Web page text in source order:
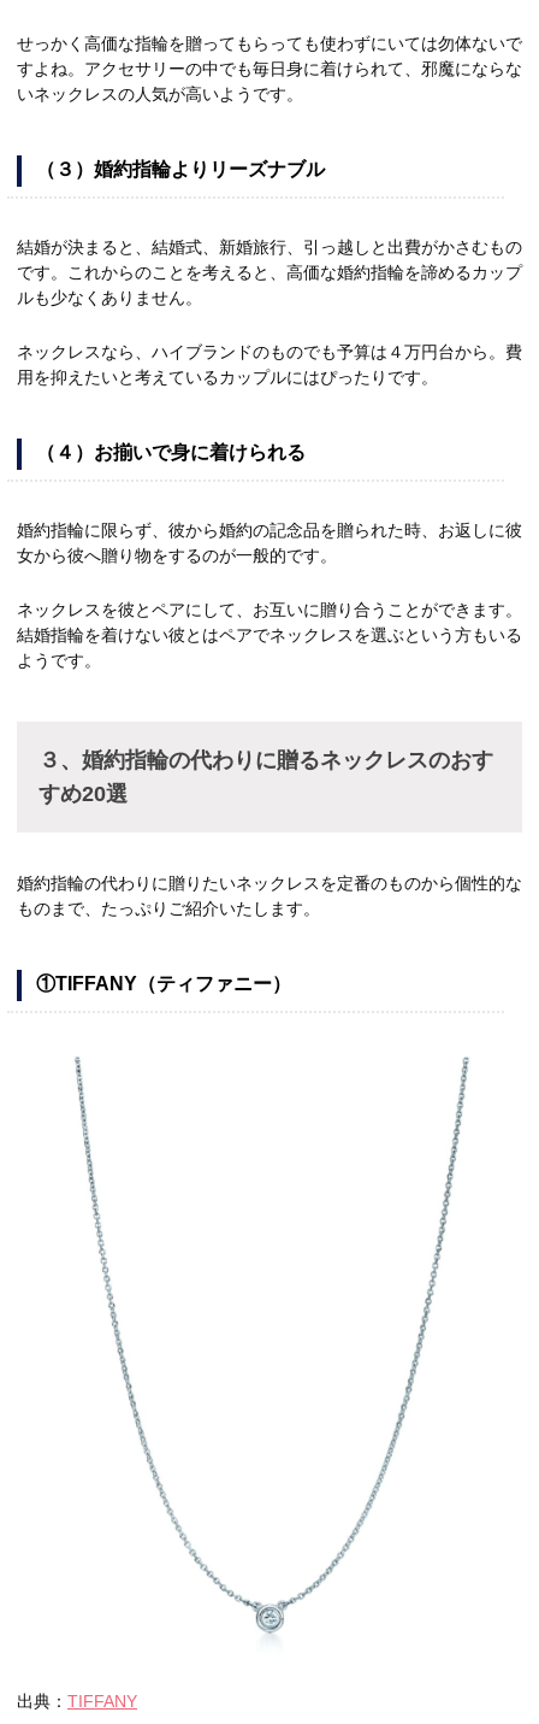
せっかく高価な指輪を贈ってもらっても使わずにいては勿体ないで
すよね。アクセサリーの中でも毎日身に着けられて、邪魔にならな
いネックレスの人気が高いようです。
（３）婚約指輪よりリーズナブル
結婚が決まると、結婚式、新婚旅行、引っ越しと出費がかさむもの
です。これからのことを考えると、高価な婚約指輪を諦めるカップ
ルも少なくありません。
ネックレスなら、ハイブランドのものでも予算は４万円台から。費
用を抑えたいと考えているカップルにはぴったりです。
（４）お揃いで身に着けられる
婚約指輪に限らず、彼から婚約の記念品を贈られた時、お返しに彼
女から彼へ贈り物をするのが一般的です。
ネックレスを彼とペアにして、お互いに贈り合うことができます。
結婚指輪を着けない彼とはペアでネックレスを選ぶという方もいる
ようです。
３、婚約指輪の代わりに贈るネックレスのおす
すめ20選
婚約指輪の代わりに贈りたいネックレスを定番のものから個性的な
ものまで、たっぷりご紹介いたします。
①TIFFANY（ティファニー）
出典： TIFFANY